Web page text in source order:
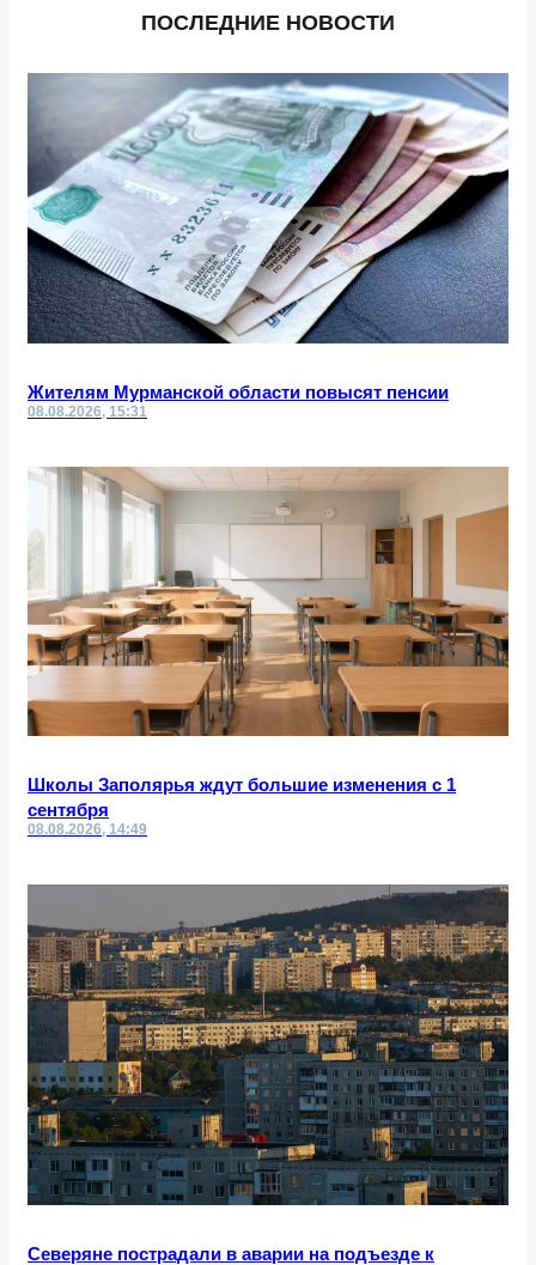
ПОСЛЕДНИЕ НОВОСТИ
Жителям Мурманской области повысят пенсии
08.08.2026, 15:31
Школы Заполярья ждут большие изменения с 1
сентября
08.08.2026, 14:49
Северяне пострадали в аварии на подъезде к